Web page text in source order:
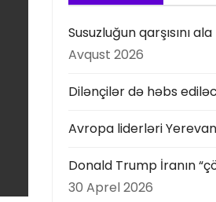
Susuzluğun qarşısını
Avqust 2026
Dilənçilər də həbs
Avropa liderləri
Donald Trump İranın
30 Aprel 2026